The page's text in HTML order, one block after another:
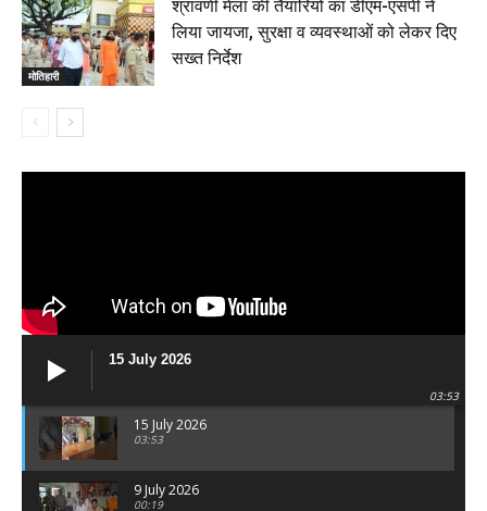
मोतिहारी
श्रावणी मेला की तैयारियों का डीएम-एसपी ने
लिया जायजा, सुरक्षा व व्यवस्थाओं को लेकर दिए
सख्त निर्देश
15 July 2026
03:53
15 July 2026
03:53
9 July 2026
00:19